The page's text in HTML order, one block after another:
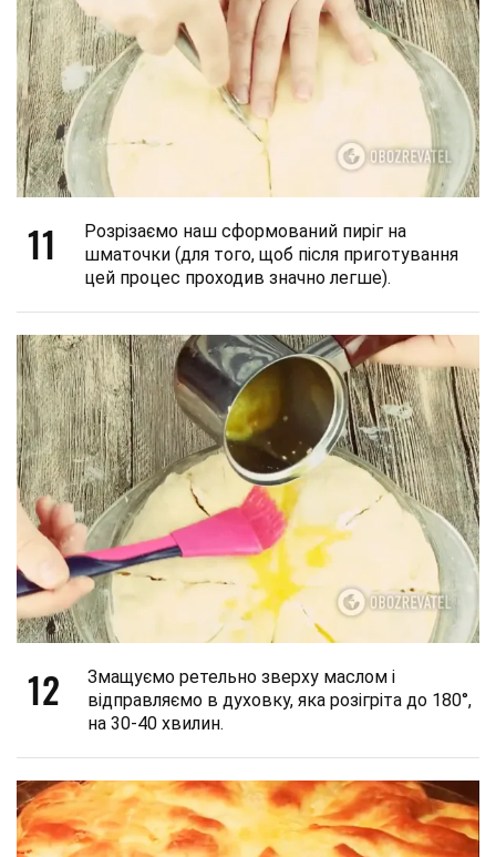
11
Розрізаємо наш сформований пиріг на
шматочки (для того, щоб після приготування
цей процес проходив значно легше).
12
Змащуємо ретельно зверху маслом і
відправляємо в духовку, яка розігріта до 180°,
на 30-40 хвилин.